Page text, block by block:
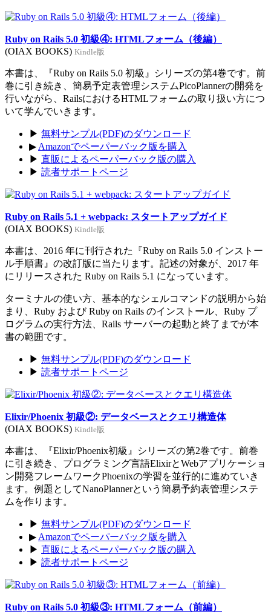
Ruby on Rails 5.0 初級④: HTMLフォーム（後編）
(OIAX BOOKS) Kindle版
本書は、『Ruby on Rails 5.0 初級』シリーズの第4巻です。前
巻に引き続き、簡易予定表管理システムPicoPlannerの開発を
行いながら、RailsにおけるHTMLフォームの取り扱い方につ
いて学んでいきます。
▶ 無料サンプル(PDF)のダウンロード
▶ Amazonでペーパーバック版を購入
▶ 直販によるペーパーバック版の購入
▶ 読者サポートページ
Ruby on Rails 5.1 + webpack: スタートアップガイド
(OIAX BOOKS) Kindle版
本書は、2016 年に刊行された『Ruby on Rails 5.0 インストー
ル手順書』の改訂版に当たります。記述の対象が、2017 年
にリリースされた Ruby on Rails 5.1 になっています。
ターミナルの使い方、基本的なシェルコマンドの説明から始
まり、Ruby および Ruby on Rails のインストール、Ruby プ
ログラムの実行方法、Rails サーバーの起動と終了までが本
書の範囲です。
▶ 無料サンプル(PDF)のダウンロード
▶ 読者サポートページ
Elixir/Phoenix 初級②: データベースとクエリ構造体
(OIAX BOOKS) Kindle版
本書は、『Elixir/Phoenix初級』シリーズの第2巻です。前巻
に引き続き、プログラミング言語ElixirとWebアプリケーショ
ン開発フレームワークPhoenixの学習を並行的に進めていき
ます。例題としてNanoPlannerという簡易予約表管理システ
ムを作ります。
▶ 無料サンプル(PDF)のダウンロード
▶ Amazonでペーパーバック版を購入
▶ 直販によるペーパーバック版の購入
▶ 読者サポートページ
Ruby on Rails 5.0 初級③: HTMLフォーム（前編）